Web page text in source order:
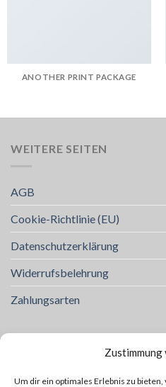
Um dir ein optimales Erlebnis zu
ANOTHER PRINT PACKAGE
WEITERE SEITEN
AGB
Cookie-Richtlinie (EU)
Datenschutzerklärung
Widerrufsbelehrung
Zahlungsarten
Leinen und Halsbänder